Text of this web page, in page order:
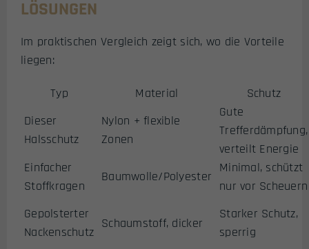
LÖSUNGEN
Im praktischen Vergleich zeigt sich, wo die Vorteile
liegen:
Typ Material
Schutz
Dieser
Halsschutz
Nylon + flexible
Zonen
Gute
Trefferdämpfung,
verteilt Energie
Einfacher
Stoffkragen
Baumwolle/Polyester
Minimal, schützt
nur vor Scheuern
Gepolsterter
Nackenschutz
Schaumstoff, dicker
Starker Schutz,
sperrig